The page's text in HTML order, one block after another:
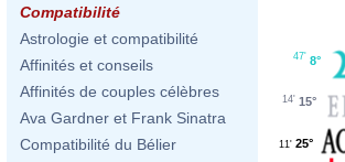
Compatibilité
Astrologie et compatibilité
Affinités et conseils
Affinités de couples célèbres
Ava Gardner et Frank Sinatra
Compatibilité du Bélier
8°
47'
15°
14'
25°
11'